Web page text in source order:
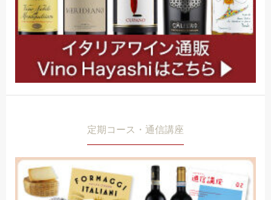
定期コース・通信講座